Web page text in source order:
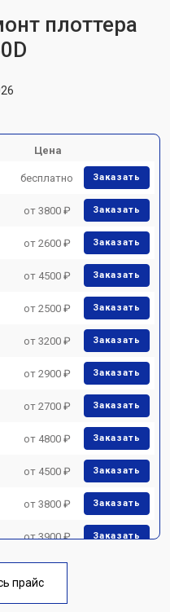
плоттера
Цена
бесплатно Заказать
от 3800 ₽ Заказать
от 2600 ₽ Заказать
от 4500 ₽ Заказать
от 2500 ₽ Заказать
от 3200 ₽ Заказать
от 2900 ₽ Заказать
от 2700 ₽ Заказать
от 4800 ₽ Заказать
от 4500 ₽ Заказать
от 3800 ₽ Заказать
от 3900 ₽ Заказать
прайс